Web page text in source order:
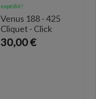
expédié !
Venus 188 - 425
Cliquet - Click
30,00 €